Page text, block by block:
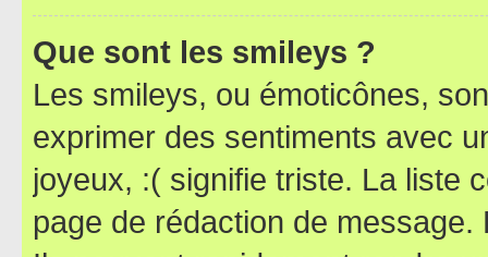
Que sont les smileys ?
Les smileys, ou émoticônes,
exprimer des sentiments avec
joyeux, :( signifie triste. La liste
page de rédaction de